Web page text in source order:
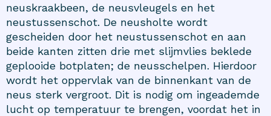
neuskraakbeen, de neusvleugels en het
neustussenschot. De neusholte wordt
gescheiden door het neustussenschot en aan
beide kanten zitten drie met slijmvlies beklede
geplooide botplaten; de neusschelpen. Hierdoor
wordt het oppervlak van de binnenkant van de
neus sterk vergroot. Dit is nodig om ingeademde
lucht op temperatuur te brengen, voordat het in